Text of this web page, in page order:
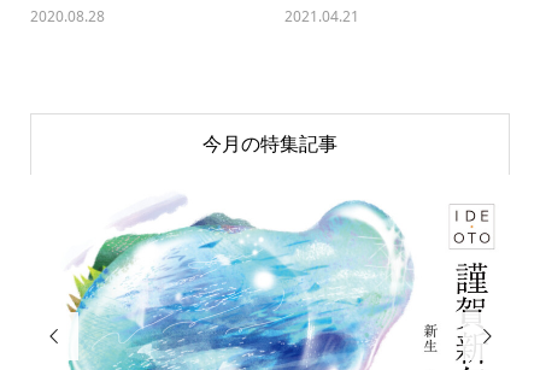
2020.08.28 2021.04.21
今月の特集記事
 